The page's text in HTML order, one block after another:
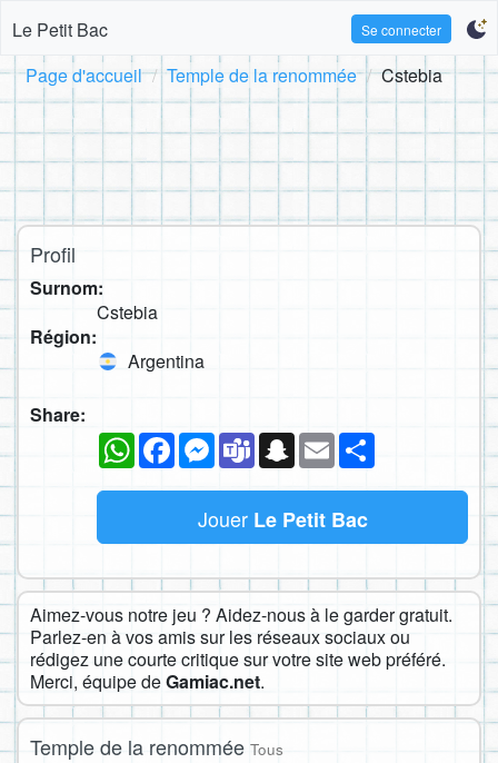
Le Petit Bac Se connecter
Page d'accueil Temple de la renommée Cstebia
Profil
Surnom:
Cstebia
Région:
Argentina
Share:
WhatsAppFacebookMessenger
TeamsSnapchat
Email
Jouer Le Petit Bac
Aimez-vous notre jeu ? Aidez-nous à le garder gratuit.
Parlez-en à vos amis sur les réseaux sociaux ou
rédigez une courte critique sur votre site web préféré.
Merci, équipe deGamiac.net.
Temple de la renommée Tous